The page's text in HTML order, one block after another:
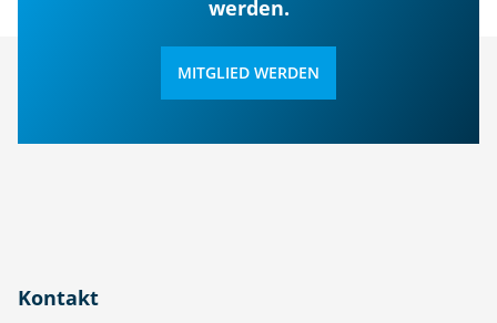
werden.
MITGLIED WERDEN
Kontakt